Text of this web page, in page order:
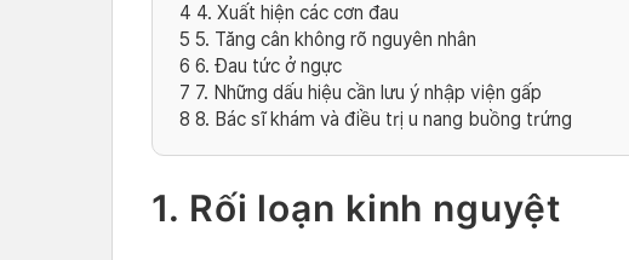
4 4. Xuất hiện các cơn đau
5 5. Tăng cân không rõ nguyên nhân
6 6. Đau tức ở ngực
7 7. Những dấu hiệu cần lưu ý nhập viện gấp
8 8. Bác sĩ khám và điều trị u nang buồng trứng
1. Rối loạn kinh nguyệt